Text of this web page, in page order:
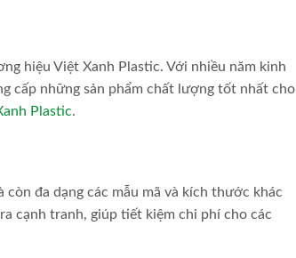
hiệu Việt Xanh Plastic. Với nhiều năm kinh
cấp những sản phẩm chất lượng tốt nhất cho
Plastic.
đa dạng các mẫu mã và kích thước khác
cạnh tranh, giúp tiết kiệm chi phí cho các